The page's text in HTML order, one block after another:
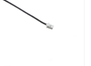
معلومات عنا